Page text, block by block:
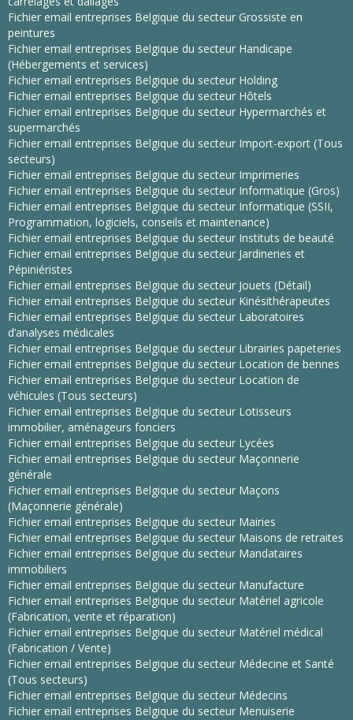
Fichier email entreprises Belgique du secteur Grossiste en
peintures
Fichier email entreprises Belgique du secteur Handicape
(Hébergements et services)
Fichier email entreprises Belgique du secteur Holding
Fichier email entreprises Belgique du secteur Hôtels
Fichier email entreprises Belgique du secteur Hypermarchés et
supermarchés
Fichier email entreprises Belgique du secteur Import-export (Tous
secteurs)
Fichier email entreprises Belgique du secteur Imprimeries
Fichier email entreprises Belgique du secteur Informatique (Gros)
Fichier email entreprises Belgique du secteur Informatique (SSII,
Programmation, logiciels, conseils et maintenance)
Fichier email entreprises Belgique du secteur Instituts de beauté
Fichier email entreprises Belgique du secteur Jardineries et
Pépiniéristes
Fichier email entreprises Belgique du secteur Jouets (Détail)
Fichier email entreprises Belgique du secteur Kinésithérapeutes
Fichier email entreprises Belgique du secteur Laboratoires
d’analyses médicales
Fichier email entreprises Belgique du secteur Librairies papeteries
Fichier email entreprises Belgique du secteur Location de bennes
Fichier email entreprises Belgique du secteur Location de
véhicules (Tous secteurs)
Fichier email entreprises Belgique du secteur Lotisseurs
immobilier, aménageurs fonciers
Fichier email entreprises Belgique du secteur Lycées
Fichier email entreprises Belgique du secteur Maçonnerie
générale
Fichier email entreprises Belgique du secteur Maçons
(Maçonnerie générale)
Fichier email entreprises Belgique du secteur Mairies
Fichier email entreprises Belgique du secteur Maisons de retraites
Fichier email entreprises Belgique du secteur Mandataires
immobiliers
Fichier email entreprises Belgique du secteur Manufacture
Fichier email entreprises Belgique du secteur Matériel agricole
(Fabrication, vente et réparation)
Fichier email entreprises Belgique du secteur Matériel médical
(Fabrication / Vente)
Fichier email entreprises Belgique du secteur Médecine et Santé
(Tous secteurs)
Fichier email entreprises Belgique du secteur Médecins
Fichier email entreprises Belgique du secteur Menuiserie